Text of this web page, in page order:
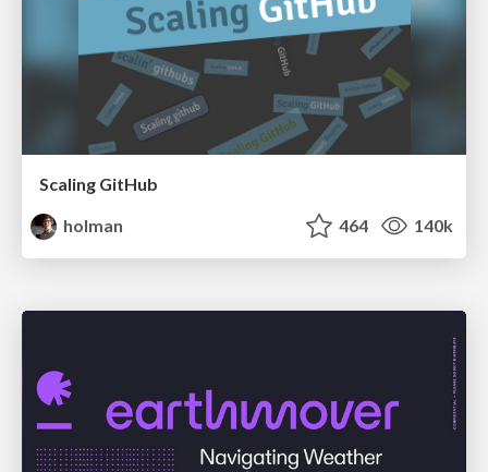
Scaling GitHub
holman
464 140k